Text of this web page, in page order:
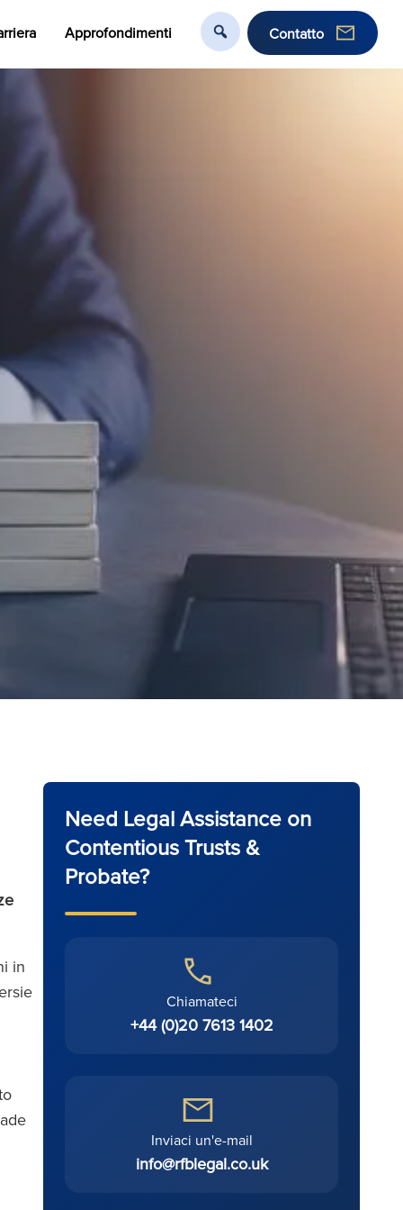
Approfondimenti Contatto
in
Need Legal Assistance on
Contentious Trusts &
Probate?
Chiamateci
+44 (0)20 7613 1402
Inviaci un'e-mail
info@rfblegal.co.uk